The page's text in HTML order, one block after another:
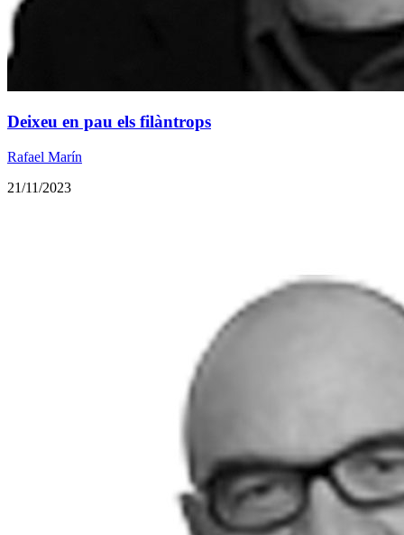
Deixeu en pau els filàntrops
Rafael Marín
21/11/2023